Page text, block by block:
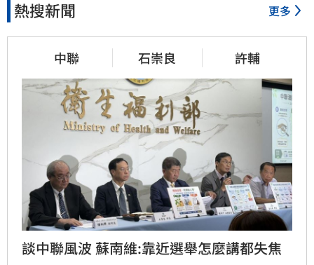
熱搜新聞 更多
中聯 石崇良 許輔
談中聯風波 蘇南維:靠近選舉怎麼講都失焦